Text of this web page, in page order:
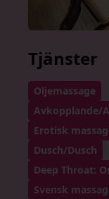
Tjänster
Oljemassage
Avkopplande/
Erotisk
Dusch/Dusch
Deep Throat:
Svensk